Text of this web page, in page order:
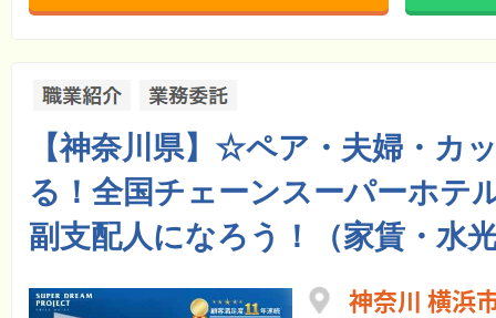
【神奈川県】☆ペア・夫婦・カ
る！全国チェーンスーパーホテ
副支配人になろう！（家賃・水
神奈川 横浜